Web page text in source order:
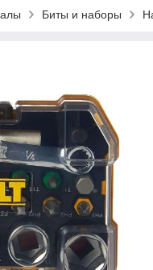
Биты и наборы